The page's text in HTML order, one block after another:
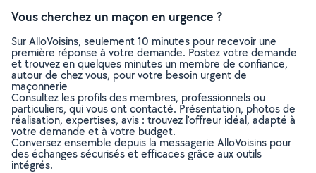
Vous cherchez un maçon en urgence ?
Sur AlloVoisins, seulement 10 minutes pour recevoir une
première réponse à votre demande. Postez votre demande
et trouvez en quelques minutes un membre de confiance,
autour de chez vous, pour votre besoin urgent de
maçonnerie
Consultez les profils des membres, professionnels ou
particuliers, qui vous ont contacté. Présentation, photos de
réalisation, expertises, avis : trouvez l'offreur idéal, adapté à
votre demande et à votre budget.
Conversez ensemble depuis la messagerie AlloVoisins pour
des échanges sécurisés et efficaces grâce aux outils
intégrés.